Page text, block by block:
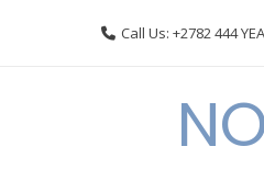
Call Us: +2782 444